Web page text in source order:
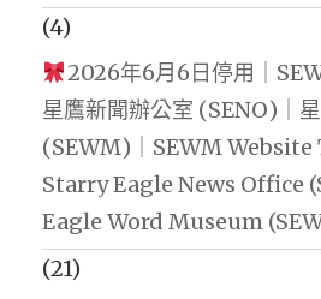
(4)
2026年6月6日停用｜
星鷹新聞辦公室 (SENO)｜
(SEWM)｜SEWM Website
Starry Eagle News Office
Eagle Word Museum
(21)